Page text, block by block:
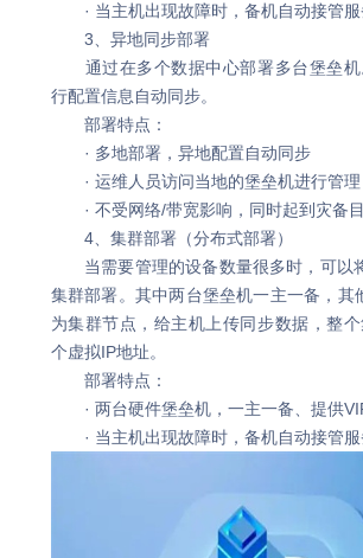
· 当主机出现故障时，备机自动接管服
3、异地同步部署
通过在多个数据中心部署多台堡垒机
行配置信息自动同步。
部署特点：
· 多地部署，异地配置自动同步
· 运维人员访问当地的堡垒机进行管理
· 不受网络/带宽影响，同时起到灾备
4、集群部署（分布式部署）
当需要管理的设备数量很多时，可以
集群部署。其中两台堡垒机一主一备，其
为集群节点，给主机上传同步数据，整
个虚拟IP地址。
部署特点：
· 两台硬件堡垒机，一主一备、提供
· 当主机出现故障时，备机自动接管服